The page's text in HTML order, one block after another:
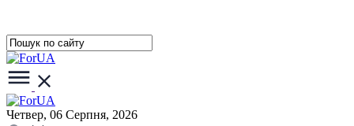
Четвер, 06 Серпня, 2026